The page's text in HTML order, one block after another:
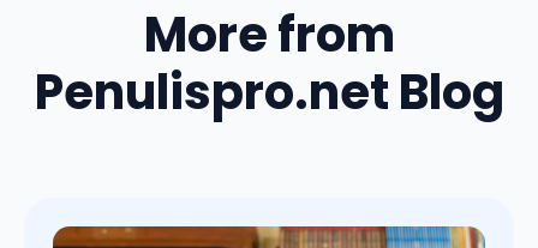
More from
Penulispro.net Blog